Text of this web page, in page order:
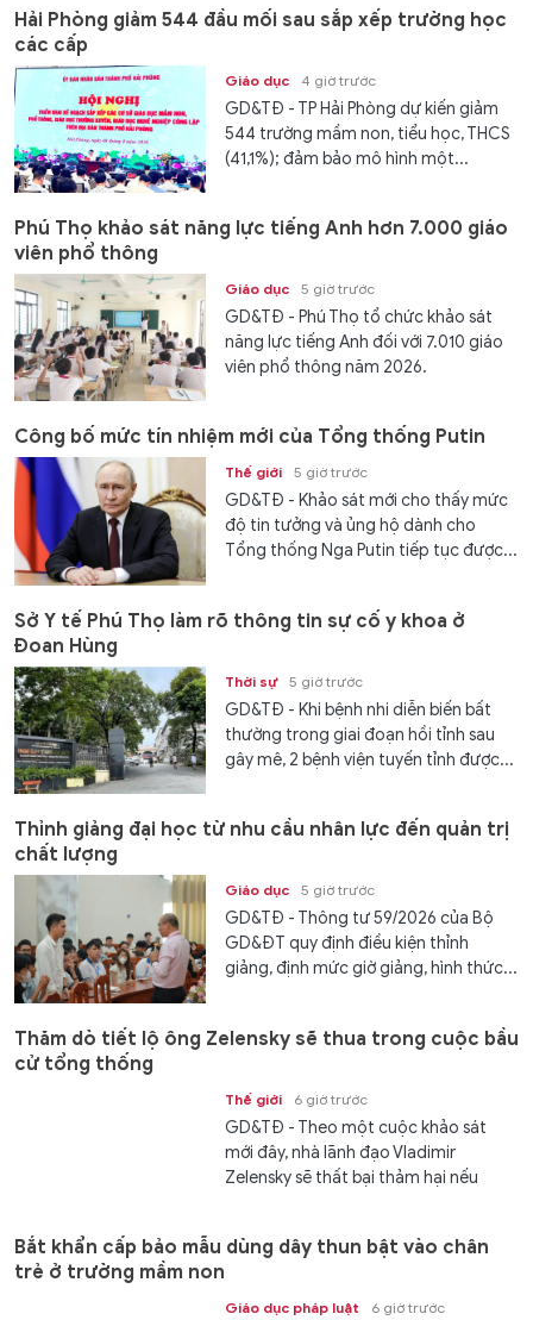
Hải Phòng giảm 544 đầu mối sau sắp xếp trường học
các cấp
Giáo dục 4 giờ trước
GD&TĐ - TP Hải Phòng dự kiến giảm
544 trường mầm non, tiểu học, THCS
(41,1%); đảm bảo mô hình một...
Phú Thọ khảo sát năng lực tiếng Anh hơn 7.000 giáo
viên phổ thông
Giáo dục 5 giờ trước
GD&TĐ - Phú Thọ tổ chức khảo sát
năng lực tiếng Anh đối với 7.010 giáo
viên phổ thông năm 2026.
Công bố mức tín nhiệm mới của Tổng thống Putin
Thế giới 5 giờ trước
GD&TĐ - Khảo sát mới cho thấy mức
độ tin tưởng và ủng hộ dành cho
Tổng thống Nga Putin tiếp tục được...
Sở Y tế Phú Thọ làm rõ thông tin sự cố y khoa ở
Đoan Hùng
Thời sự 5 giờ trước
GD&TĐ - Khi bệnh nhi diễn biến bất
thường trong giai đoạn hồi tỉnh sau
gây mê, 2 bệnh viện tuyến tỉnh được...
Thỉnh giảng đại học từ nhu cầu nhân lực đến quản trị
chất lượng
Giáo dục 5 giờ trước
GD&TĐ - Thông tư 59/2026 của Bộ
GD&ĐT quy định điều kiện thỉnh
giảng, định mức giờ giảng, hình thức...
Thăm dò tiết lộ ông Zelensky sẽ thua trong cuộc bầu
cử tổng thống
Thế giới 6 giờ trước
GD&TĐ - Theo một cuộc khảo sát
mới đây, nhà lãnh đạo Vladimir
Zelensky sẽ thất bại thảm hại nếu
Bắt khẩn cấp bảo mẫu dùng dây thun bật vào chân
trẻ ở trường mầm non
Giáo dục pháp luật 6 giờ trước